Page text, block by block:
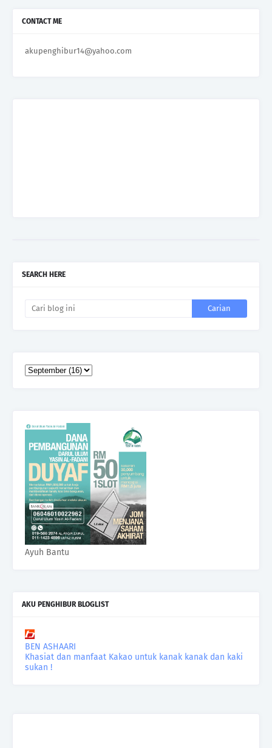
CONTACT ME
akupenghibur14@yahoo.com
SEARCH HERE
Ayuh Bantu
AKU PENGHIBUR BLOGLIST
BEN ASHAARI
Khasiat dan manfaat Kakao untuk kanak kanak dan kaki
sukan !